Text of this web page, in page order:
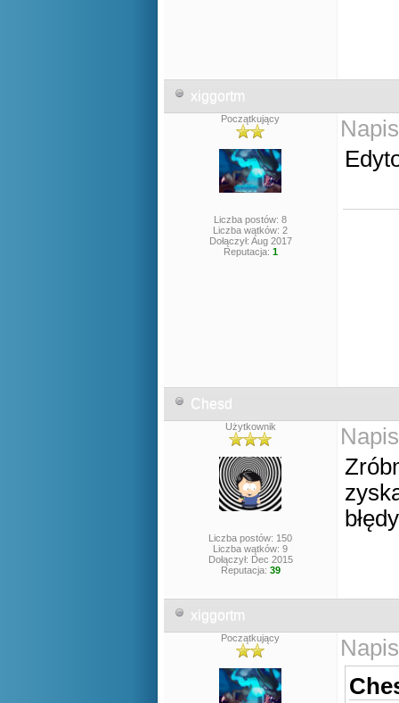
xiggortm
Początkujący
Liczba postów: 8
Liczba wątków: 2
Dołączył: Aug 2017
Reputacja: 1
Chesd
Użytkownik
Liczba postów: 150
Liczba wątków: 9
Dołączył: Dec 2015
Reputacja: 39
xiggortm
Początkujący